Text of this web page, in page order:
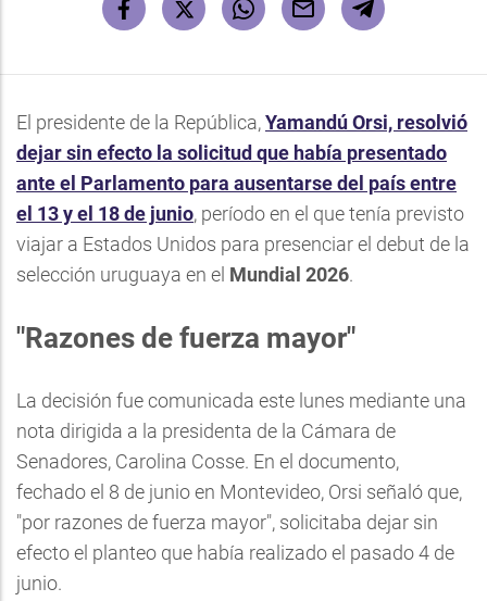
El presidente de la República,Yamandú Orsi, resolvió
dejar sin efecto la solicitud que había presentado
ante el Parlamento para ausentarse del país entre
el 13 y el 18 de junio, período en el que tenía previsto
viajar a Estados Unidos para presenciar el debut de la
selección uruguaya en el Mundial 2026.
"Razones de fuerza mayor"
La decisión fue comunicada este lunes mediante una
nota dirigida a la presidenta de la Cámara de
Senadores, Carolina Cosse. En el documento,
fechado el 8 de junio en Montevideo, Orsi señaló que,
"por razones de fuerza mayor", solicitaba dejar sin
efecto el planteo que había realizado el pasado 4 de
junio.